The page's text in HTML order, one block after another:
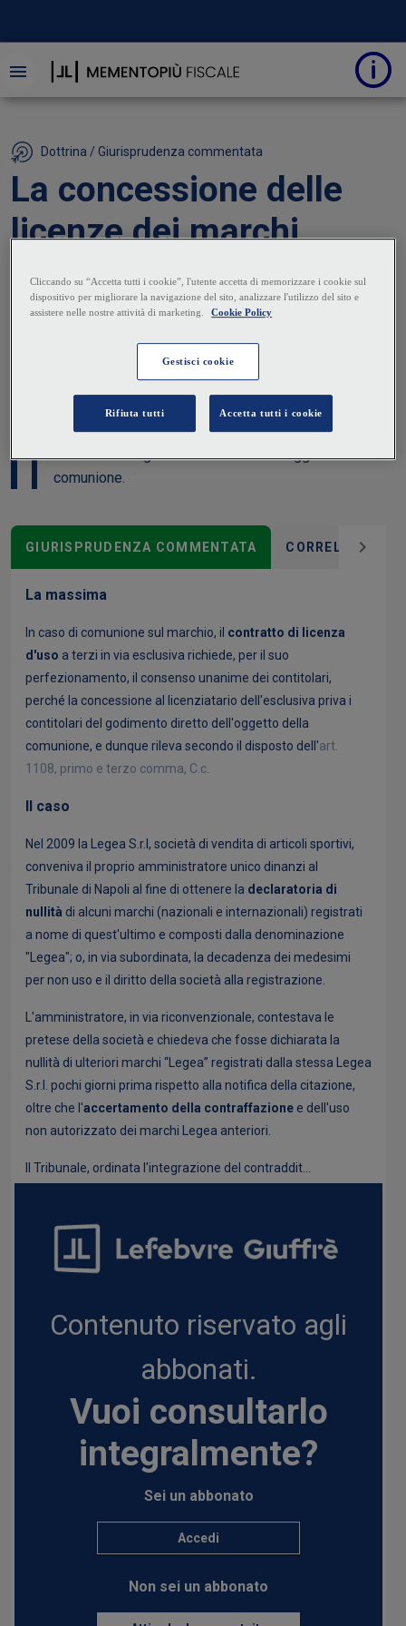
Dottrina / Giurisprudenza commentata
La concessione delle
licenze dei marchi
detenuti in comunione
22 Maggio 2025 |Rosella Staropoli Rebecca Gamber
In caso di comunione sul marchio, il contratto di
licenza d’uso a terzi in via esclusiva richiede il
consenso unanime dei contitolari, perché la
concessione al licenziatario dell’esclusiva priva i
contitolari del godimento diretto dell’oggetto della
comunione.
GIURISPRUDENZA COMMENTATA CORRELAZIONI
La massima
In caso di comunione sul marchio, il contratto di licenza
d'uso a terzi in via esclusiva richiede, per il suo
perfezionamento, il consenso unanime dei contitolari,
perché la concessione al licenziatario dell'esclusiva priva i
contitolari del godimento diretto dell'oggetto della
comunione, e dunque rileva secondo il disposto dell'art.
1108, primo e terzo comma, C.c.
Il caso
Nel 2009 la Legea S.r.l, società di vendita di articoli sportivi,
conveniva il proprio amministratore unico dinanzi al
Tribunale di Napoli al fine di ottenere la declaratoria di
nullità di alcuni marchi (nazionali e internazionali) registrati
a nome di quest'ultimo e composti dalla denominazione
"Legea"; o, in via subordinata, la decadenza dei medesimi
per non uso e il diritto della società alla registrazione.
L'amministratore, in via riconvenzionale, contestava le
pretese della società e chiedeva che fosse dichiarata la
nullità di ulteriori marchi “Legea” registrati dalla stessa Legea
S.r.l. pochi giorni prima rispetto alla notifica della citazione,
oltre che l'accertamento della contraffazione e dell'uso
non autorizzato dei marchi Legea anteriori.
Il Tribunale, ordinata l'integrazione del contraddit...
Contenuto riservato agli
abbonati.
Vuoi consultarlo
integralmente?
Sei un abbonato
Accedi
Non sei un abbonato